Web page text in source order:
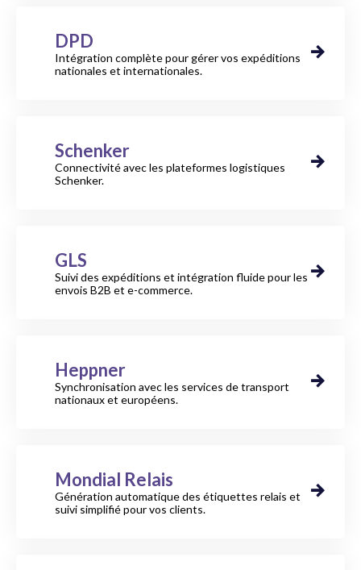
DPD
Intégration complète pour gérer vos expéditions
nationales et internationales.
Schenker
Connectivité avec les plateformes logistiques
Schenker.
GLS
Suivi des expéditions et intégration fluide pour les
envois B2B et e-commerce.
Heppner
Synchronisation avec les services de transport
nationaux et européens.
Mondial Relais
Génération automatique des étiquettes relais et
suivi simplifié pour vos clients.